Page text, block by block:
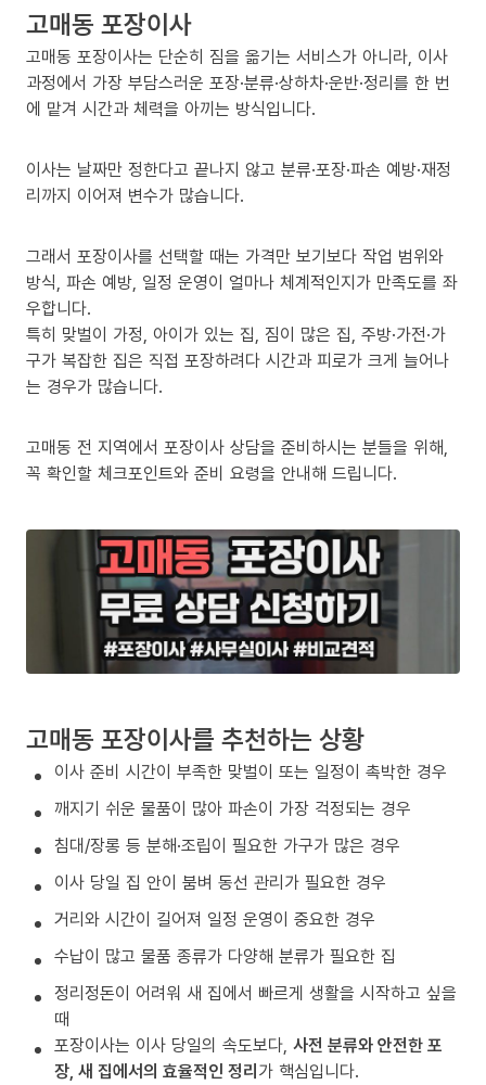
고매동 포장이사
고매동 포장이사는 단순히 짐을 옮기는 서비스가 아니라, 이사
과정에서 가장 부담스러운 포장·분류·상하차·운반·정리를 한 번
에 맡겨 시간과 체력을 아끼는 방식입니다.
이사는 날짜만 정한다고 끝나지 않고 분류·포장·파손 예방·재정
리까지 이어져 변수가 많습니다.
그래서 포장이사를 선택할 때는 가격만 보기보다 작업 범위와
방식, 파손 예방, 일정 운영이 얼마나 체계적인지가 만족도를 좌
우합니다.
특히 맞벌이 가정, 아이가 있는 집, 짐이 많은 집, 주방·가전·가
구가 복잡한 집은 직접 포장하려다 시간과 피로가 크게 늘어나
는 경우가 많습니다.
고매동 전 지역에서 포장이사 상담을 준비하시는 분들을 위해,
꼭 확인할 체크포인트와 준비 요령을 안내해 드립니다.
고매동 포장이사를 추천하는 상황
이사 준비 시간이 부족한 맞벌이 또는 일정이 촉박한 경우
깨지기 쉬운 물품이 많아 파손이 가장 걱정되는 경우
침대/장롱 등 분해·조립이 필요한 가구가 많은 경우
이사 당일 집 안이 붐벼 동선 관리가 필요한 경우
거리와 시간이 길어져 일정 운영이 중요한 경우
수납이 많고 물품 종류가 다양해 분류가 필요한 집
정리정돈이 어려워 새 집에서 빠르게 생활을 시작하고 싶을
때
포장이사는 이사 당일의 속도보다, 사전 분류와 안전한 포
장, 새 집에서의 효율적인 정리가 핵심입니다.